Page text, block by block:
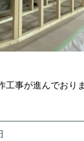
工事が進んでおりま